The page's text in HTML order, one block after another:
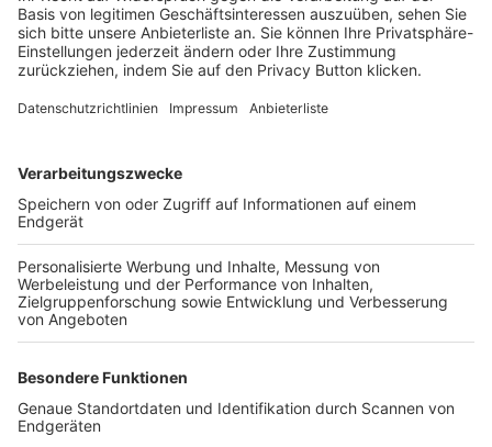
Login SpielPlus
FOLGE DEM BFV
TOP-VEREINE
TOP-PARTNER